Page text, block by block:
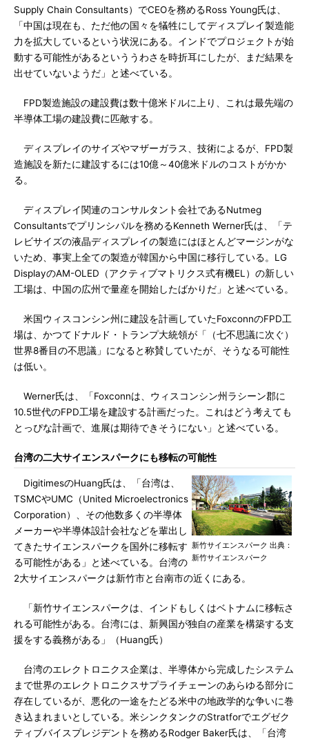
Supply Chain Consultants）でCEOを務めるRoss Young氏は、
「中国は現在も、ただ他の国々を犠牲にしてディスプレイ製造能
力を拡大しているという状況にある。インドでプロジェクトが始
動する可能性があるといううわさを時折耳にしたが、まだ結果を
出せていないようだ」と述べている。
FPD製造施設の建設費は数十億米ドルに上り、これは最先端の
半導体工場の建設費に匹敵する。
ディスプレイのサイズやマザーガラス、技術によるが、FPD製
造施設を新たに建設するには10億～40億米ドルのコストがかか
る。
ディスプレイ関連のコンサルタント会社であるNutmeg
Consultantsでプリンシパルを務めるKenneth Werner氏は、「テ
レビサイズの液晶ディスプレイの製造にはほとんどマージンがな
いため、事実上全ての製造が韓国から中国に移行している。LG
DisplayのAM-OLED（アクティブマトリクス式有機EL）の新しい
工場は、中国の広州で量産を開始したばかりだ」と述べている。
米国ウィスコンシン州に建設を計画していたFoxconnのFPD工
場は、かつてドナルド・トランプ大統領が「（七不思議に次ぐ）
世界8番目の不思議」になると称賛していたが、そうなる可能性
は低い。
Werner氏は、「Foxconnは、ウィスコンシン州ラシーン郡に
10.5世代のFPD工場を建設する計画だった。これはどう考えても
とっぴな計画で、進展は期待できそうにない」と述べている。
台湾の二大サイエンスパークにも移転の可能性
新竹サイエンスパーク 出典：
新竹サイエンスパーク
DigitimesのHuang氏は、「台湾は、
TSMCやUMC（United Microelectronics
Corporation）、その他数多くの半導体
メーカーや半導体設計会社などを輩出し
てきたサイエンスパークを国外に移転す
る可能性がある」と述べている。台湾の
2大サイエンスパークは新竹市と台南市の近くにある。
「新竹サイエンスパークは、インドもしくはベトナムに移転さ
れる可能性がある。台湾には、新興国が独自の産業を構築する支
援をする義務がある」（Huang氏）
台湾のエレクトロニクス企業は、半導体から完成したシステム
まで世界のエレクトロニクスサプライチェーンのあらゆる部分に
存在しているが、悪化の一途をたどる米中の地政学的な争いに巻
き込まれまいとしている。米シンクタンクのStratforでエグゼク
ティブバイスプレジデントを務めるRodger Baker氏は、「台湾